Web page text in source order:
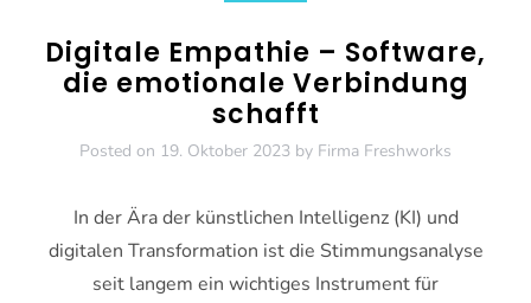
Digitale Empathie – Software,
die emotionale Verbindung
schafft
Posted on 19. Oktober 2023 by Firma Freshworks
In der Ära der künstlichen Intelligenz (KI) und
digitalen Transformation ist die Stimmungsanalyse
seit langem ein wichtiges Instrument für